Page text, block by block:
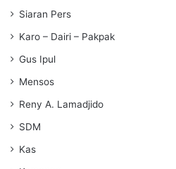
Siaran Pers
Karo – Dairi – Pakpak
Gus Ipul
Mensos
Reny A. Lamadjido
SDM
Kas